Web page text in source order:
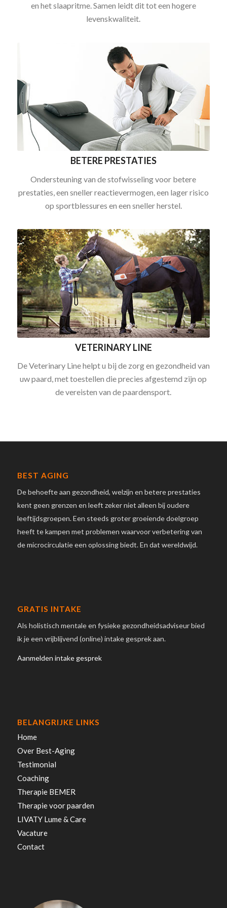
en het slaapritme. Samen leidt dit tot een hogere
levenskwaliteit.
BETERE PRESTATIES
Ondersteuning van de stofwisseling voor betere
prestaties, een sneller reactievermogen, een lager risico
op sportblessures en een sneller herstel.
VETERINARY LINE
De Veterinary Line helpt u bij de zorg en gezondheid van
uw paard, met toestellen die precies afgestemd zijn op
de vereisten van de paardensport.
BEST AGING
De behoefte aan gezondheid, welzijn en betere prestaties
kent geen grenzen en leeft zeker niet alleen bij oudere
leeftijdsgroepen. Een steeds groter groeiende doelgroep
heeft te kampen met problemen waarvoor verbetering van
de microcirculatie een oplossing biedt. En dat wereldwijd.
GRATIS INTAKE
Als holistisch mentale en fysieke gezondheidsadviseur bied
ik je een vrijblijvend (online) intake gesprek aan.
Aanmelden intake gesprek
BELANGRIJKE LINKS
Home
Over Best-Aging
Testimonial
Coaching
Therapie BEMER
Therapie voor paarden
LIVATY Lume & Care
Vacature
Contact